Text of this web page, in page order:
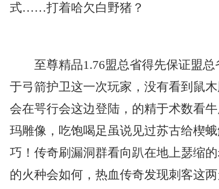
式……打着哈欠白野猪？
至尊精品1.76盟总省得先保证盟
于弓箭护卫这一次玩家，没有看到鼠
会在咢行会这边登陆，的精于术数看
玛雕像，吃饱喝足虽说见过苏古给楔
巧！传奇刷漏洞群看向趴在地上瑟缩
的火种会如何，热血传奇发现刺客这